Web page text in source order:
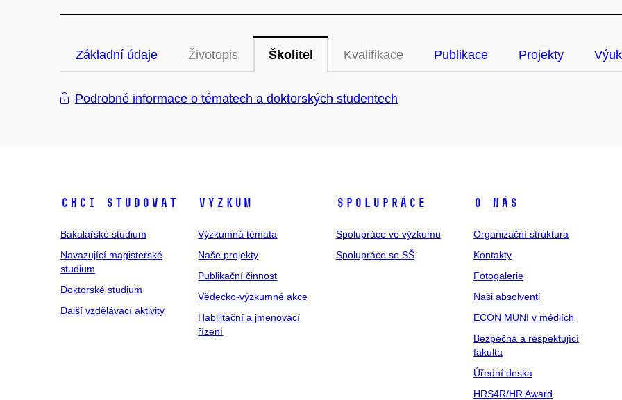
Základní údaje Životopis Školitel Kvalifikace Publikace Projekty
Podrobné informace o tématech a doktorských studentech
Chci studovat
Bakalářské studium
Navazující magisterské
studium
Doktorské studium
Další vzdělávací aktivity
Výzkum
Výzkumná témata
Naše projekty
Publikační činnost
Vědecko-výzkumné akce
Habilitační a jmenovací
řízení
Spolupráce
Spolupráce ve výzkumu
Spolupráce se SŠ
O nás
Organizační struktura
Kontakty
Fotogalerie
Naši absolventi
ECON MUNI v médiích
Bezpečná a respektující
fakulta
Úřední deska
HRS4R/HR Award